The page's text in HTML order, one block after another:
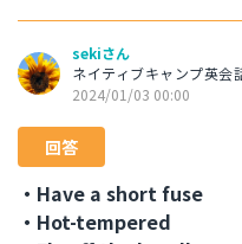
sekiさん
ネイティブキャンプ英会
2024/01/03 00:00
回答
・Have a short fuse
・Hot-tempered